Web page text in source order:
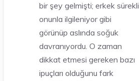
bir şey gelmişti; erkek sürekli
onunla ilgileniyor gibi
görünüp aslında soğuk
davranıyordu. O zaman
dikkat etmesi gereken bazı
ipuçları olduğunu fark